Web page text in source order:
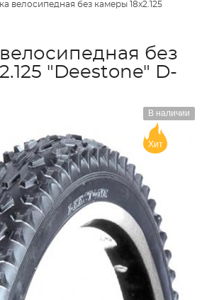
велосипедная без камеры 18x2.125
без
"Deestone" D-
В наличии
Хит